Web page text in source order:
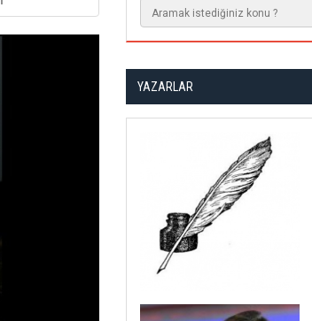
YAZARLAR